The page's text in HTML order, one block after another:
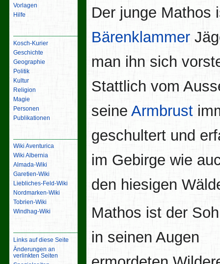
Der junge Mathos
Bärenklammer
man ihn sich
Stattlich vom
seine Armbrust
geschultert und
im Gebirge wie
den hiesigen
Mathos ist der
in seinen Augen
Vorlagen
Hilfe
Kosch-Kurier
Geschichte
Geographie
Politik
Kultur
Religion
Magie
Personen
Publikationen
Wiki Aventurica
Wiki Albernia
Almada-Wiki
Garetien-Wiki
Liebliches-Feld-Wiki
Nordmarken-Wiki
Tobrien-Wiki
Windhag-Wiki
Links auf diese Seite
Änderungen an
verlinkten Seiten